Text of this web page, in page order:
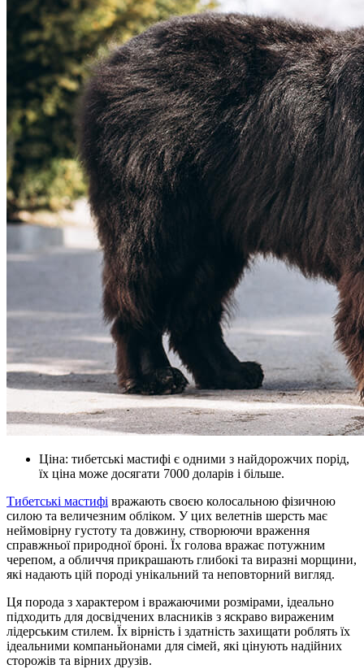
Ціна: тибетські мастифі є одними з найдорожчих порід,
їх ціна може досягати 7000 доларів і більше.
Тибетські мастифі вражають своєю колосальною фізичною
силою та величезним обліком. У цих велетнів шерсть має
неймовірну густоту та довжину, створюючи враження
справжньої природної броні. Їх голова вражає потужним
черепом, а обличчя прикрашають глибокі та виразні морщини,
які надають цій породі унікальний та неповторний вигляд.
Ця порода з характером і вражаючими розмірами, ідеально
підходить для досвідчених власників з яскраво вираженим
лідерським стилем. Їх вірність і здатність захищати роблять їх
ідеальними компаньйонами для сімей, які цінують надійних
сторожів та вірних друзів.